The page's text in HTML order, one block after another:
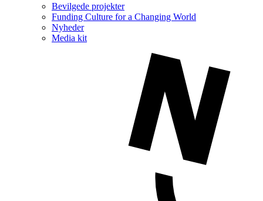
Bevilgede projekter
Funding Culture for a Changing World
Nyheder
Media kit